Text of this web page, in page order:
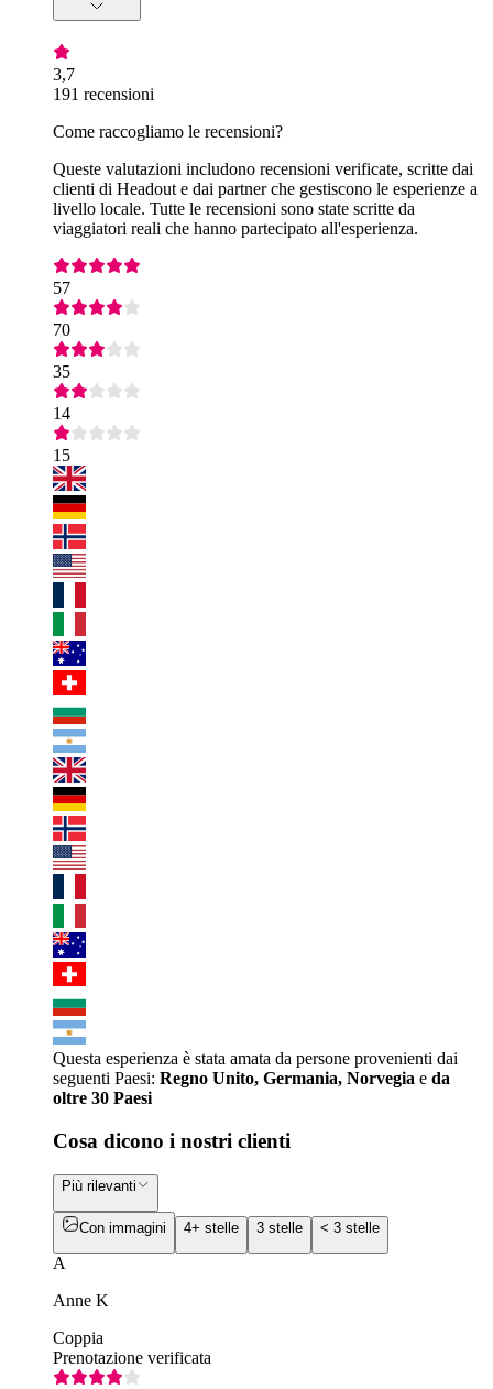
3,7
191 recensioni
Come raccogliamo le recensioni?
Queste valutazioni includono recensioni verificate, scritte dai
clienti di Headout e dai partner che gestiscono le esperienze a
livello locale. Tutte le recensioni sono state scritte da
viaggiatori reali che hanno partecipato all'esperienza.
57
70
35
14
15
Questa esperienza è stata amata da persone provenienti dai
seguenti Paesi: Regno Unito, Germania, Norvegia e da
oltre 30 Paesi
Cosa dicono i nostri clienti
Più rilevanti
Con immagini 4+ stelle 3 stelle < 3 stelle
A
Anne K
Coppia
Prenotazione verificata